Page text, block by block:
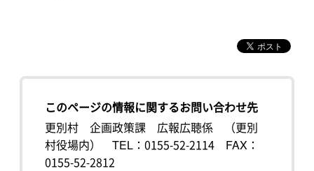
このページの情報に関するお問い合わせ先
更別村 企画政策課 広報広聴係 （更別
村役場内）
TEL：0155-52-2114
FAX：
0155-52-2812